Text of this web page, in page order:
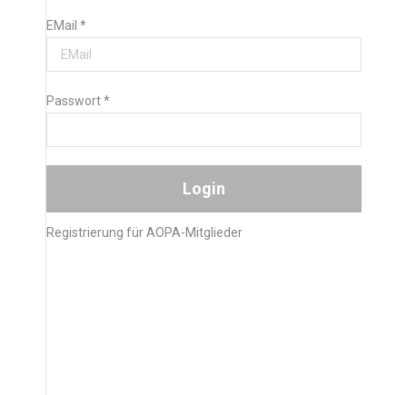
EMail *
Passwort*
Registrierung für AOPA-Mitglieder